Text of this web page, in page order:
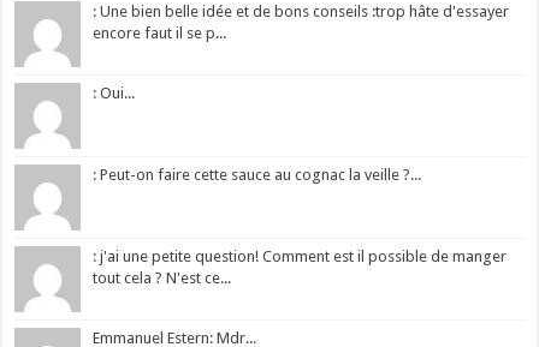
: Une bien belle idée et de bons conseils :trop hâte d'essayer
encore faut il se p...
: Oui...
: Peut-on faire cette sauce au cognac la veille ?...
: j'ai une petite question! Comment est il possible de manger
tout cela ? N'est ce...
Emmanuel Estern: Mdr...